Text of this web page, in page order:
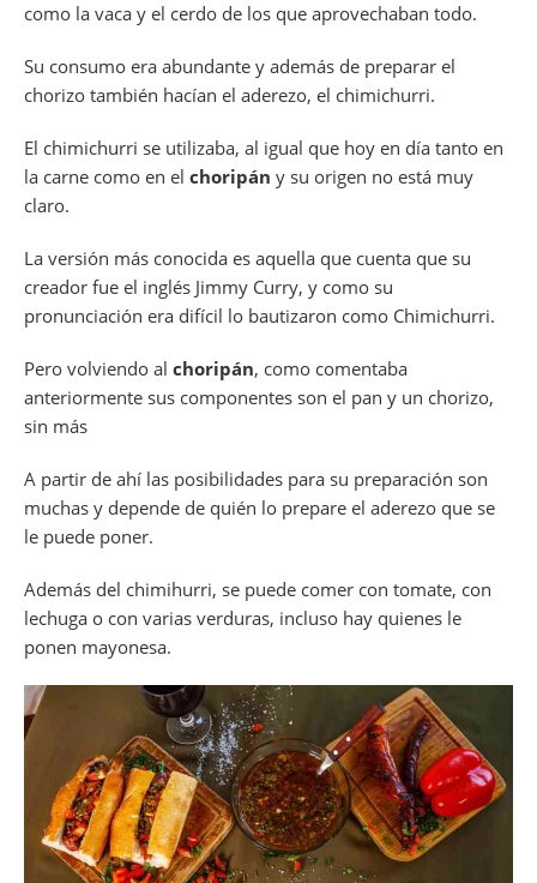
como la vaca y el cerdo de los que aprovechaban todo.
Su consumo era abundante y además de preparar el
chorizo también hacían el aderezo, el chimichurri.
El chimichurri se utilizaba, al igual que hoy en día tanto en
la carne como en el choripán y su origen no está muy
claro.
La versión más conocida es aquella que cuenta que su
creador fue el inglés Jimmy Curry, y como su
pronunciación era difícil lo bautizaron como Chimichurri.
Pero volviendo al choripán, como comentaba
anteriormente sus componentes son el pan y un chorizo,
sin más
A partir de ahí las posibilidades para su preparación son
muchas y depende de quién lo prepare el aderezo que se
le puede poner.
Además del chimihurri, se puede comer con tomate, con
lechuga o con varias verduras, incluso hay quienes le
ponen mayonesa.